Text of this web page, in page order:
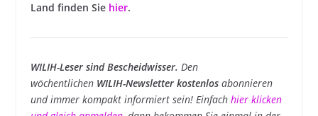
Land finden Sie hier.
WILIH-Leser sind Bescheidwisser. Den
wöchentlichen WILIH-Newsletter kostenlosabonnieren
und immer kompakt informiert sein! Einfach hier klicken